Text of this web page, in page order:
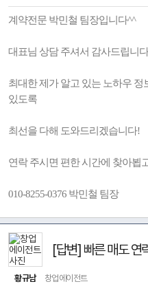
계약전문 박민철 팀장입니다^^
대표님 상담 주셔서 감사드립니
최대한 제가 알고 있는 노하우
있도록
최선을 다해 도와드리겠습니다!
연락 주시면 편한 시간에 찾아뵙
010-8255-0376 박민철 팀장
[답변] 빠른 매도
황규남 창업에이전트